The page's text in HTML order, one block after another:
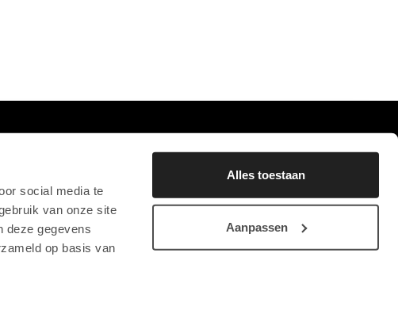
social media te
van onze site
deze gegevens
op basis van
Alles toestaan
Aanpassen
BLIJF OP DE HOOGTE
AANMELDEN NIEUWSBRIEF